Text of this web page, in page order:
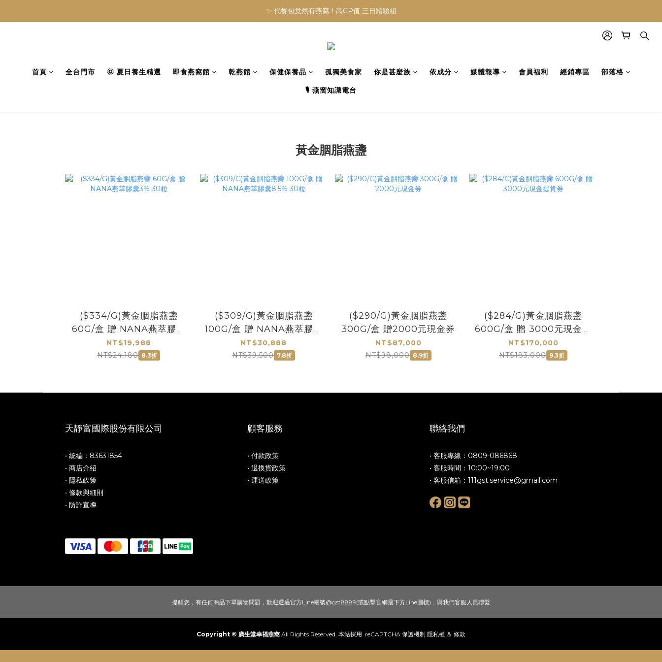
✨ 代餐包竟然有燕窩！高CP值 三日體驗組
首頁 全台門市 🌞 夏日養生精選 即食燕窩館 乾燕館 保健保養品 孤獨美食家 你是甚麼族 依成分 媒體報導 會員福利 經銷專區 部落格
🎙️ 燕窩知識電台
黃金胭脂燕盞
($334/G)黃金胭脂燕盞
60G/盒 贈 NANA燕萃膠囊
3% 30粒
NT$19,988
NT$24,180 8.3折
($309/G)黃金胭脂燕盞
100G/盒 贈 NANA燕萃膠囊
8.5% 30粒
NT$30,888
NT$39,500 7.8折
($290/G)黃金胭脂燕盞
300G/盒 贈2000元現金券
NT$87,000
NT$98,000 8.9折
($284/G)黃金胭脂燕盞
600G/盒 贈 3000元現金提
貨券
NT$170,000
NT$183,000 9.3折
天靜富國際股份有限公司
• 統編：83631854
• 商店介紹
• 隱私政策
• 條款與細則
• 防詐宣導
顧客服務
• 付款政策
• 退換貨政策
• 運送政策
聯絡我們
• 客服專線：0809-086868
• 客服時間：10:00~19:00
• 客服信箱： 111gst.service@gmail.com
提醒您，有任何商品下單購物問題，歡迎透過官方Line帳號@gst8889(或點擊官網最下方Line圖標)，與我們客服人員聯繫
Copyright © 廣生堂幸福燕窩 All Rights Reserved. 本站採用 reCAPTCHA 保護機制 隱私權 ＆ 條款